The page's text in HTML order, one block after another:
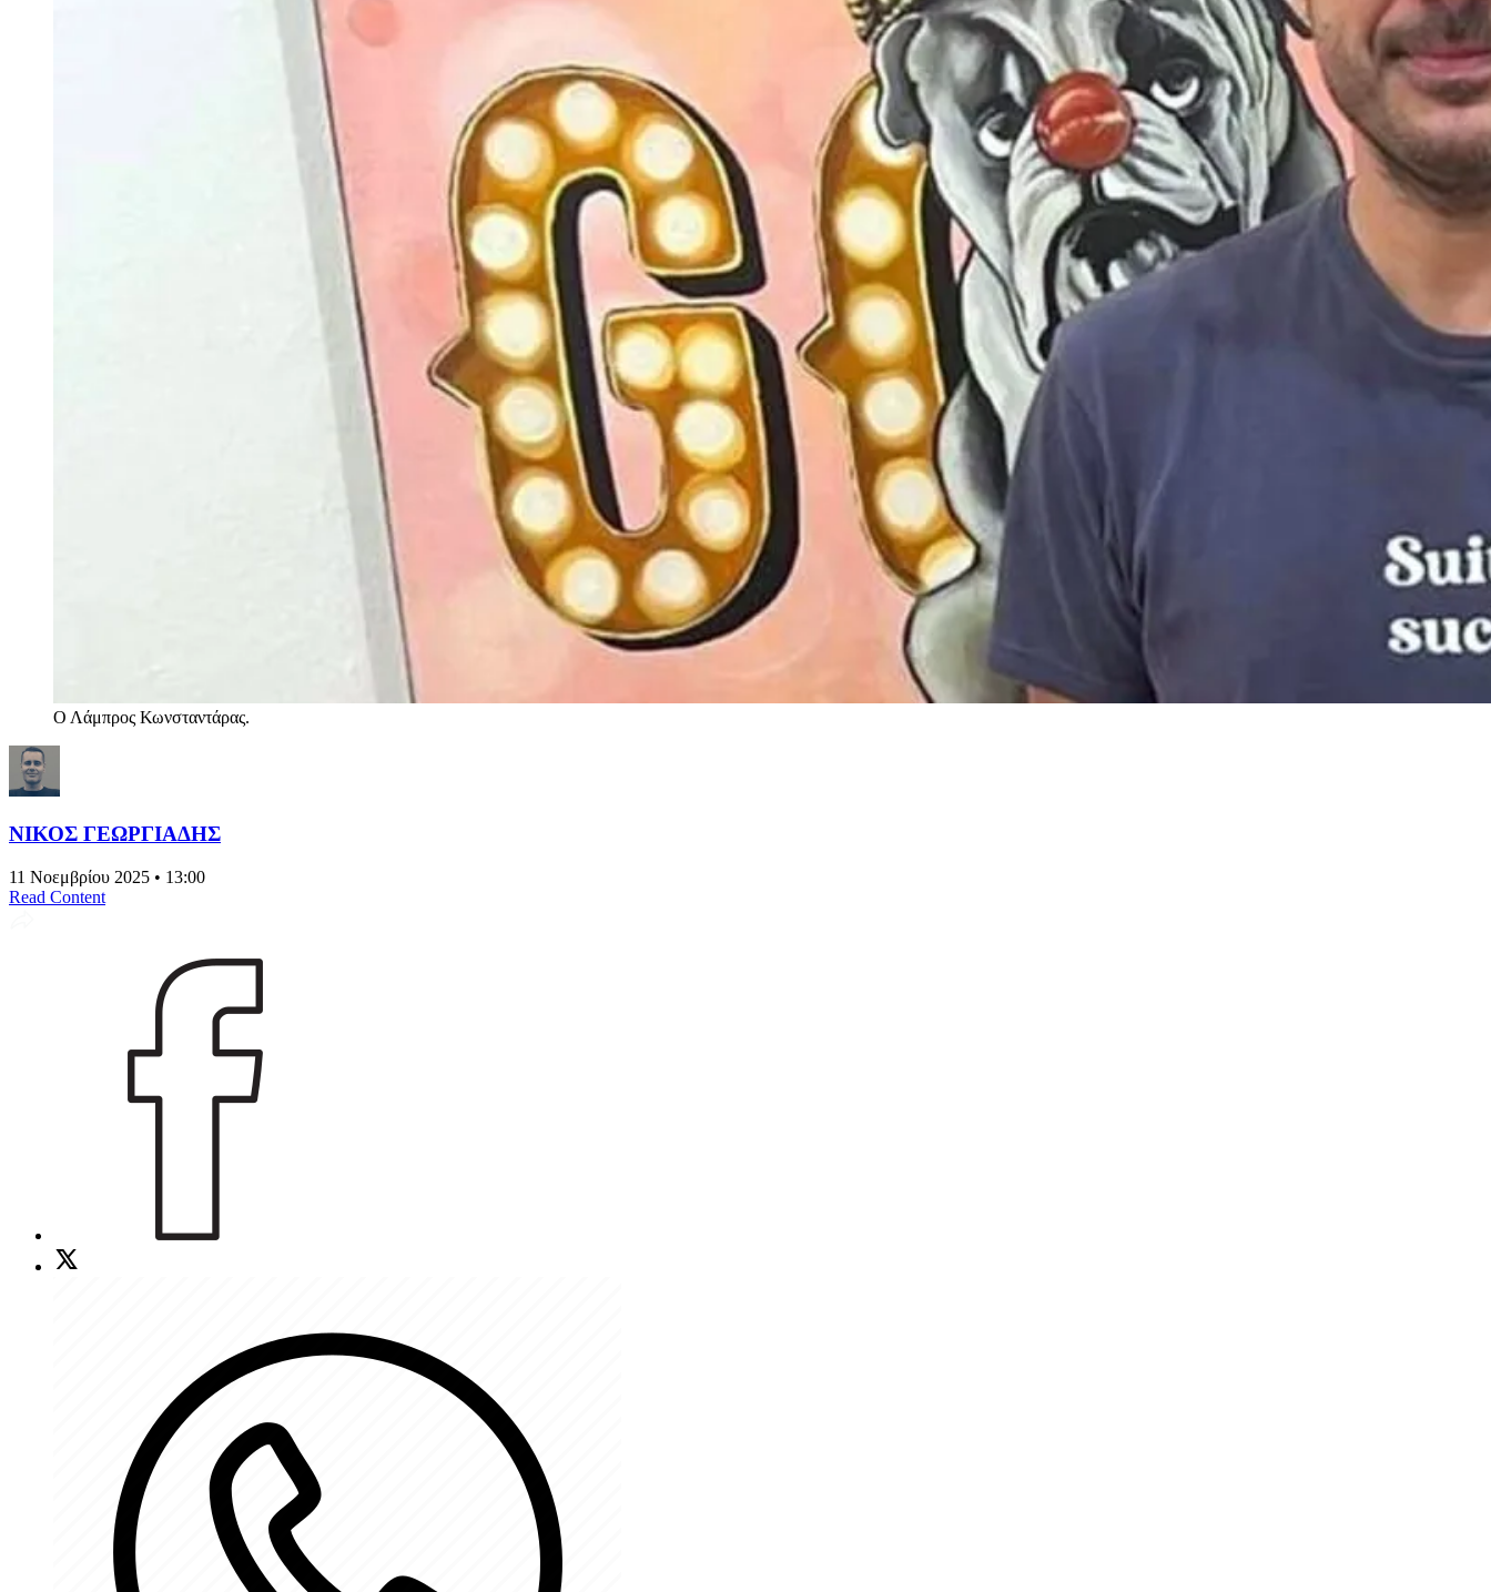
Ο Λάμπρος Κωνσταντάρας.
ΝΙΚΟΣ ΓΕΩΡΓΙΑΔΗΣ
11 Νοεμβρίου 2025 • 13:00
Read Content